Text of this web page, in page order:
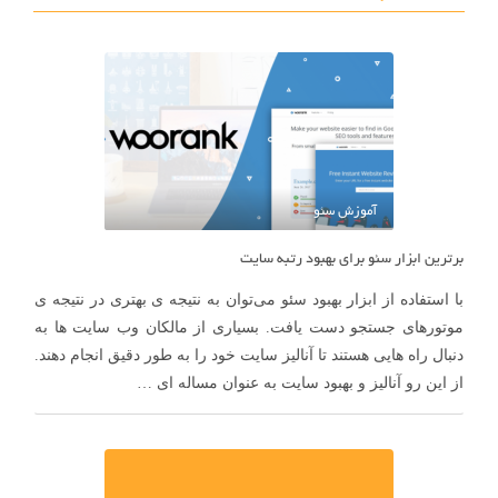
آموزش سئو
برترین ابزار سئو برای بهبود رتبه سایت
با استفاده از ابزار بهبود سئو می‌توان به نتیجه ی بهتری در نتیجه ی
موتورهای جستجو دست یافت. بسیاری از مالکان وب سایت ها به
دنبال راه هایی هستند تا آنالیز سایت خود را به طور دقیق انجام دهند.
از این رو آنالیز و بهبود سایت به عنوان مساله ای …